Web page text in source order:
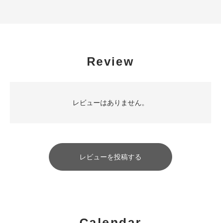
Review
レビューはありません。
レビューを投稿する